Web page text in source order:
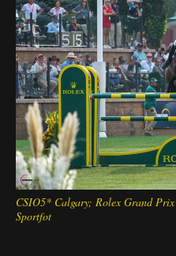
CSIO5* Calgary; Rolex Grand
Sportfot